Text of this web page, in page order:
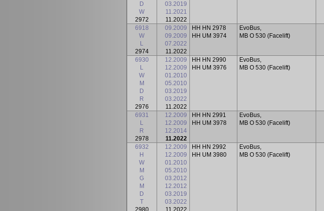
D
W
2972
03.2019
11.2021
11.2022
6918
W
L
2974
09.2009
09.2009
07.2022
11.2022
HH HN 2978
HH UM 3974
EvoBus,
MB O 530 (Facelift)
6930
L
W
M
D
R
2976
12.2009
12.2009
01.2010
05.2010
03.2019
03.2022
11.2022
HH HN 2990
HH UM 3976
EvoBus,
MB O 530 (Facelift)
6931
L
R
2978
12.2009
12.2009
12.2014
11.2022
HH HN 2991
HH UM 3978
EvoBus,
MB O 530 (Facelift)
6932
H
W
M
G
M
D
T
2980
12.2009
12.2009
01.2010
05.2010
03.2012
12.2012
03.2019
03.2022
11.2022
HH HN 2992
HH UM 3980
EvoBus,
MB O 530 (Facelift)